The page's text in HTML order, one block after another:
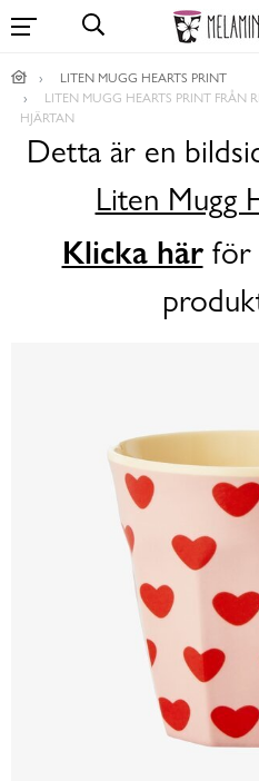
LITEN MUGG HEARTS PRINT
LITEN MUGG HEARTS PRINT FRÅN
HJÄRTAN
Detta är en
Liten Mugg
Klicka härför